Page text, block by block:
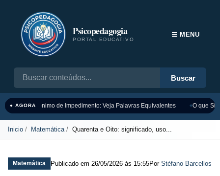
Psicopedagogia
PORTAL EDUCATIVO
Buscar
☰ MENU
● AGORASinônimo de Impedimento: Veja Palavras Equivalentes O que
Inicio Matemática Quarenta e Oito: significado, uso...
Matemática Publicado em 26/05/2026 às 15:55Por Stéfano Barcellos